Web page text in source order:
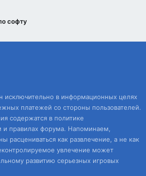
софту
исключительно в информационных целях
платежей со стороны пользователей.
содержатся в политике
и правилах форума. Напоминаем,
расцениваться как развлечение, а не как
увлечение может
развитию серьезных игровых